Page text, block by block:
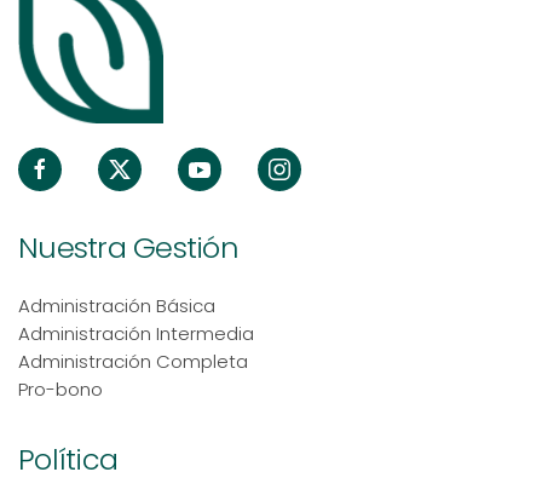
Nuestra Gestión
Administración Básica
Administración Intermedia
Administración Completa
Pro-bono
Política